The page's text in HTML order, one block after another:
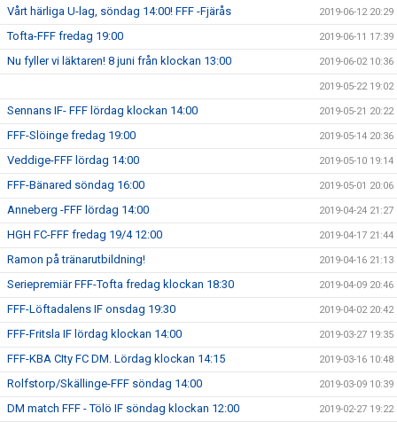
Vårt härliga U-lag, söndag 14:00! FFF -Fjärås 2019-06-12 20:29
Tofta-FFF fredag 19:00 2019-06-11 17:39
Nu fyller vi läktaren! 8 juni från klockan 13:00 2019-06-02 10:36
2019-05-22 19:02
Sennans IF- FFF lördag klockan 14:00 2019-05-21 20:22
FFF-Slöinge fredag 19:00 2019-05-14 20:36
Veddige-FFF lördag 14:00 2019-05-10 19:14
FFF-Bänared söndag 16:00 2019-05-01 20:06
Anneberg -FFF lördag 14:00 2019-04-24 21:27
HGH FC-FFF fredag 19/4 12:00 2019-04-17 21:44
Ramon på tränarutbildning! 2019-04-16 21:13
Seriepremiär FFF-Tofta fredag klockan 18:30 2019-04-09 20:46
FFF-Löftadalens IF onsdag 19:30 2019-04-02 20:42
FFF-Fritsla IF lördag klockan 14:00 2019-03-27 19:35
FFF-KBA CIty FC DM. Lördag klockan 14:15 2019-03-16 10:48
Rolfstorp/Skällinge-FFF söndag 14:00 2019-03-09 10:39
DM match FFF - Tölö IF söndag klockan 12:00 2019-02-27 19:22